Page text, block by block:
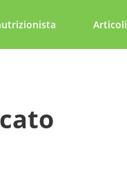
Articoli